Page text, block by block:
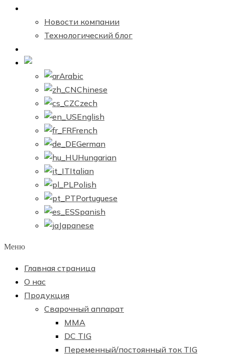
Новости компании
Технологический блог
Arabic
Chinese
Czech
English
French
German
Hungarian
Italian
Polish
Portuguese
Spanish
Japanese
Меню
Главная страница
О нас
Продукция
Сварочный аппарат
ММА
DC TIG
Переменный/постоянный ток TIG